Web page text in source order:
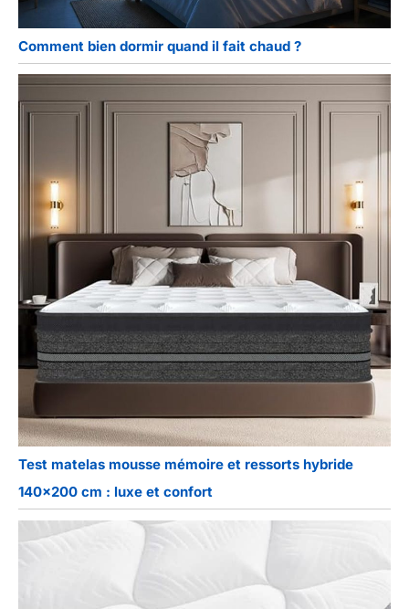
Comment bien dormir quand il fait chaud ?
Test matelas mousse mémoire et ressorts hybride
140×200 cm : luxe et confort